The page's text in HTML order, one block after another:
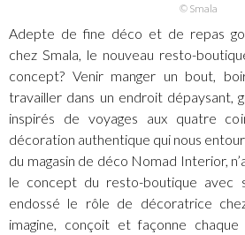
© Smala
Adepte de fine déco et de repas
chez Smala, le nouveau resto-
concept? Venir manger un bout,
travailler dans un endroit dépaysant,
inspirés de voyages aux quatre
décoration authentique qui nous
du magasin de déco Nomad Interior,
le concept du resto-boutique avec
endossé le rôle de décoratrice
imagine, conçoit et façonne